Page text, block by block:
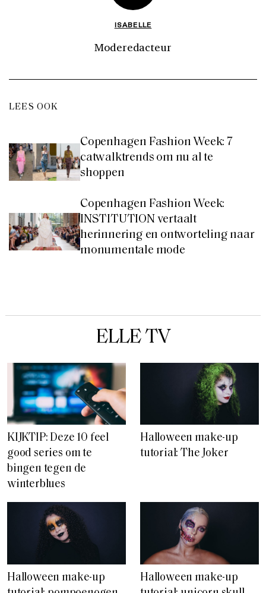
ISABELLE
Moderedacteur
LEES OOK
Copenhagen Fashion Week: 7
catwalktrends om nu al te
shoppen
Copenhagen Fashion Week:
INSTITUTION vertaalt
herinnering en ontworteling naar
monumentale mode
ELLE TV
KIJKTIP: Deze 10 feel
good series om te
bingen tegen de
winterblues
Halloween make-up
tutorial: The Joker
Halloween make-up
Halloween make-up